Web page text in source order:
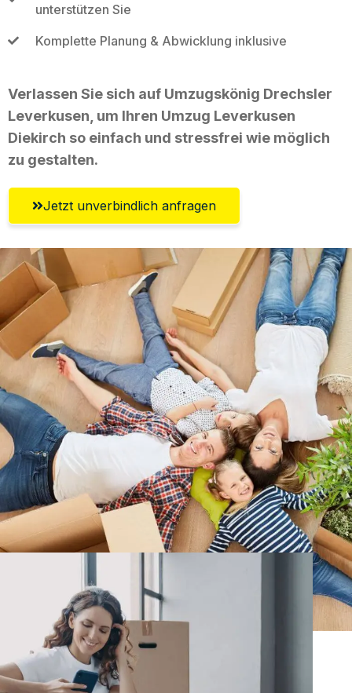
unterstützen Sie
Komplette Planung & Abwicklung inklusive
Verlassen Sie sich auf Umzugskönig Drechsler
Leverkusen, um Ihren Umzug Leverkusen
Diekirch so einfach und stressfrei wie möglich
zu gestalten.
Jetzt unverbindlich anfragen